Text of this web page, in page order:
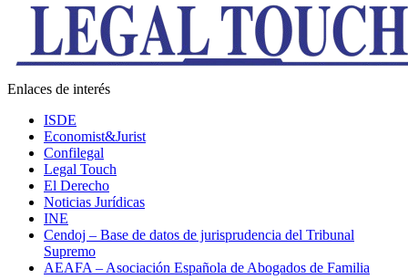
Enlaces de interés
ISDE
Economist&Jurist
Confilegal
Legal Touch
El Derecho
Noticias Jurídicas
INE
Cendoj – Base de datos de jurisprudencia del Tribunal
Supremo
AEAFA – Asociación Española de Abogados de Familia